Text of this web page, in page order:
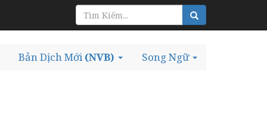
Song Ngữ
Bản Dịch Mới (NVB)